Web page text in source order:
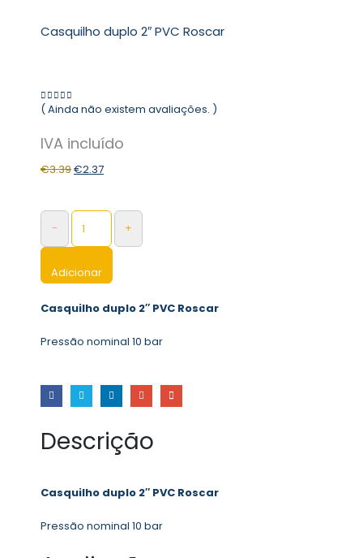
Casquilho duplo 2″ PVC Roscar
0 out of 5
( Ainda não existem avaliações. )
€3.39€2.37
- +
Adicionar
Casquilho duplo 2″ PVC Roscar
Pressão nominal 10 bar
Descrição
Casquilho duplo 2″ PVC Roscar
Pressão nominal 10 bar